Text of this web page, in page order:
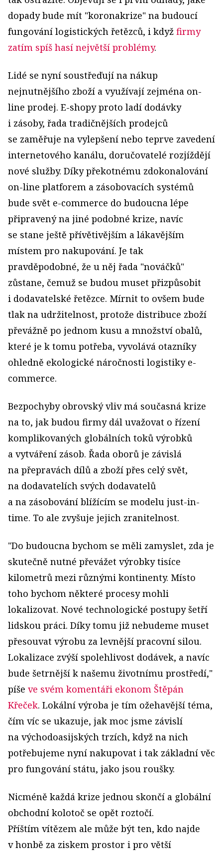
dopady bude mít "koronakrize" na budoucí
fungování logistických řetězců, i když firmy
zatím spíš hasí největší problémy.
Lidé se nyní soustřeďují na nákup
nejnutnějšího zboží a využívají zejména on-
line prodej. E-shopy proto ladí dodávky
i zásoby, řada tradičnějších prodejců
se zaměřuje na vylepšení nebo teprve zavedení
internetového kanálu, doručovatelé rozjíždějí
nové služby. Díky překotnému zdokonalování
on-line platforem a zásobovacích systémů
bude svět e-commerce do budoucna lépe
připravený na jiné podobné krize, navíc
se stane ještě přívětivějším a lákavějším
místem pro nakupování. Je tak
pravděpodobné, že u něj řada "nováčků"
zůstane, čemuž se budou muset přizpůsobit
i dodavatelské řetězce. Mírnit to ovšem bude
tlak na udržitelnost, protože distribuce zboží
převážně po jednom kusu a množství obalů,
které je k tomu potřeba, vyvolává otazníky
ohledně ekologické náročnosti logistiky e-
commerce.
Bezpochyby obrovský vliv má současná krize
na to, jak budou firmy dál uvažovat o řízení
komplikovaných globálních toků výrobků
a vytváření zásob. Řada oborů je závislá
na přepravách dílů a zboží přes celý svět,
na dodavatelích svých dodavatelů
a na zásobování blížícím se modelu just-in-
time. To ale zvyšuje jejich zranitelnost.
"Do budoucna bychom se měli zamyslet, zda je
skutečně nutné převážet výrobky tisíce
kilometrů mezi různými kontinenty. Místo
toho bychom některé procesy mohli
lokalizovat. Nové technologické postupy šetří
lidskou práci. Díky tomu již nebudeme muset
přesouvat výrobu za levnější pracovní silou.
Lokalizace zvýší spolehlivost dodávek, a navíc
bude šetrnější k našemu životnímu prostředí,"
píše ve svém komentáři ekonom Štěpán
Křeček. Lokální výroba je tím ožehavější téma,
čím víc se ukazuje, jak moc jsme závislí
na východoasijských trzích, když na nich
potřebujeme nyní nakupovat i tak základní věc
pro fungování státu, jako jsou roušky.
Nicméně každá krize jednou skončí a globální
obchodní kolotoč se opět roztočí.
Příštím vítězem ale může být ten, kdo najde
v honbě za ziskem prostor i pro větší